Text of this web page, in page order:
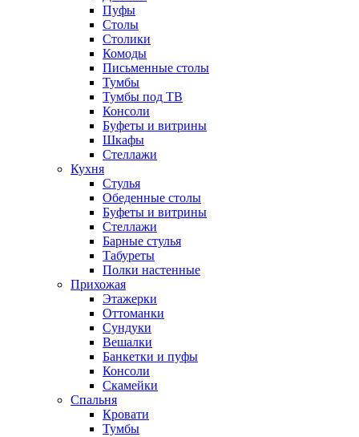
Пуфы
Столы
Столики
Комоды
Письменные столы
Тумбы
Тумбы под ТВ
Консоли
Буфеты и витрины
Шкафы
Стеллажи
Кухня
Стулья
Обеденные столы
Буфеты и витрины
Стеллажи
Барные стулья
Табуреты
Полки настенные
Прихожая
Этажерки
Оттоманки
Сундуки
Вешалки
Банкетки и пуфы
Консоли
Скамейки
Спальня
Кровати
Тумбы